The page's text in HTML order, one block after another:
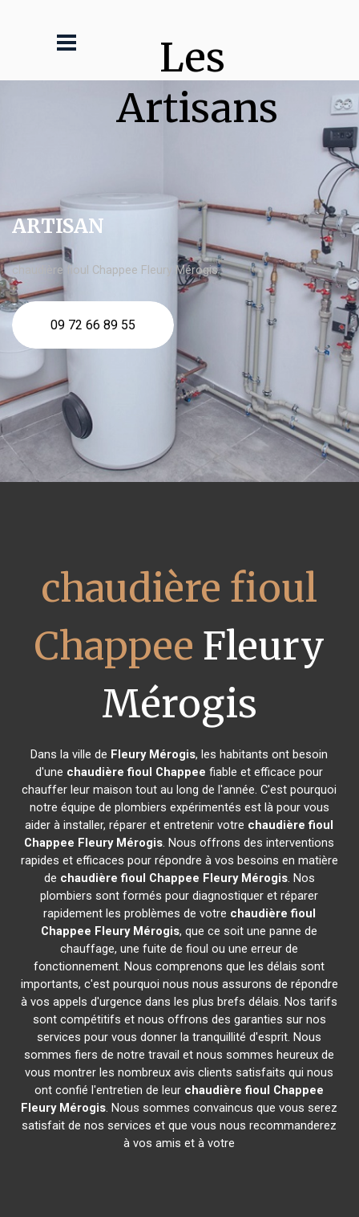
Les
Artisans
ARTISAN
chaudière fioul Chappee Fleury Mérogis
09 72 66 89 55
chaudière fioul
Chappee Fleury
Mérogis
Dans la ville de Fleury Mérogis, les habitants ont besoin
d'une chaudière fioul Chappee fiable et efficace pour
chauffer leur maison tout au long de l'année. C'est pourquoi
notre équipe de plombiers expérimentés est là pour vous
aider à installer, réparer et entretenir votre chaudière fioul
Chappee Fleury Mérogis. Nous offrons des interventions
rapides et efficaces pour répondre à vos besoins en matière
de chaudière fioul Chappee Fleury Mérogis. Nos
plombiers sont formés pour diagnostiquer et réparer
rapidement les problèmes de votre chaudière fioul
Chappee Fleury Mérogis, que ce soit une panne de
chauffage, une fuite de fioul ou une erreur de
fonctionnement. Nous comprenons que les délais sont
importants, c'est pourquoi nous nous assurons de répondre
à vos appels d'urgence dans les plus brefs délais. Nos tarifs
sont compétitifs et nous offrons des garanties sur nos
services pour vous donner la tranquillité d'esprit. Nous
sommes fiers de notre travail et nous sommes heureux de
vous montrer les nombreux avis clients satisfaits qui nous
ont confié l'entretien de leur chaudière fioul Chappee
Fleury Mérogis. Nous sommes convaincus que vous serez
satisfait de nos services et que vous nous recommanderez
à vos amis et à votre